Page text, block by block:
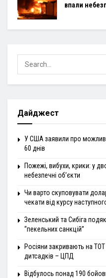
впали
Дайджест
У США заявили про
60 днів
Пожежі, вибухи, крики: у
небезпечні об’єкти
Чи варто скуповувати
чекати від курсу
Зеленський та Сибіга
“пекельних санкцій”
Росіяни закривають на
дитсадків – ЦПД
Відбулось понад 190